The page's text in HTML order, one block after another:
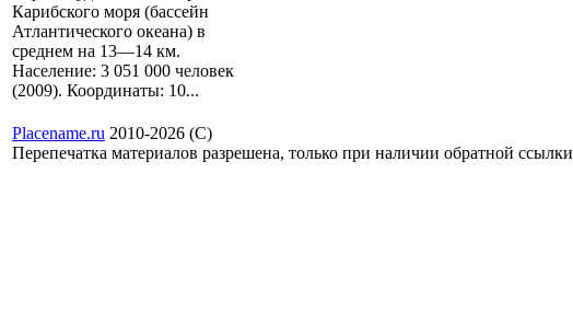
Карибского моря (бассейн
Атлантического океана) в
среднем на 13—14 км.
Население: 3 051 000 человек
(2009). Координаты: 10...
Placename.ru 2010-2026 (С)
Перепечатка материалов разрешена, только при наличии обратной ссылки